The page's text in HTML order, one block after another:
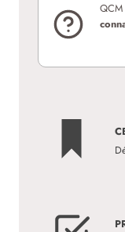
QCM